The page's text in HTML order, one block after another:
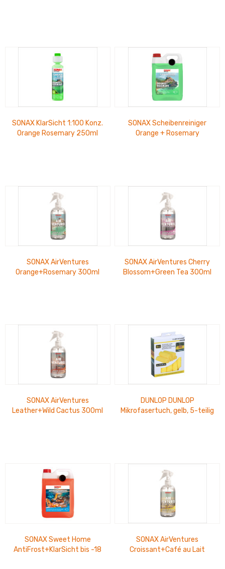
SONAX KlarSicht 1:100 Konz.
Orange Rosemary 250ml
SONAX Scheibenreiniger
Orange + Rosemary
SONAX AirVentures
Orange+Rosemary 300ml
SONAX AirVentures Cherry
Blossom+Green Tea 300ml
SONAX AirVentures
Leather+Wild Cactus 300ml
DUNLOP DUNLOP
Mikrofasertuch, gelb, 5-teilig
SONAX Sweet Home
AntiFrost+KlarSicht bis -18
SONAX AirVentures
Croissant+Café au Lait